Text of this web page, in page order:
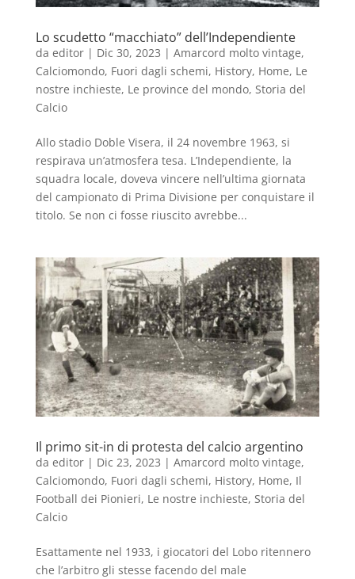
Lo scudetto “macchiato” dell’Independiente
da editor| Dic 30, 2023 | Amarcord molto vintage,
Calciomondo, Fuori dagli schemi, History, Home, Le
nostre inchieste, Le province del mondo, Storia del
Calcio
Allo stadio Doble Visera, il 24 novembre 1963, si
respirava un’atmosfera tesa. L’Independiente, la
squadra locale, doveva vincere nell’ultima giornata
del campionato di Prima Divisione per conquistare il
titolo. Se non ci fosse riuscito avrebbe...
Il primo sit-in di protesta del calcio argentino
da editor| Dic 23, 2023 | Amarcord molto vintage,
Calciomondo, Fuori dagli schemi, History, Home, Il
Football dei Pionieri, Le nostre inchieste, Storia del
Calcio
Esattamente nel 1933, i giocatori del Lobo ritennero
che l’arbitro gli stesse facendo del male